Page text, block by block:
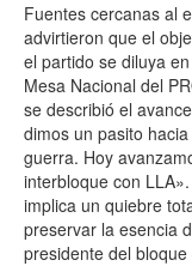
Fuentes cercanas al
advirtieron que el
el partido se diluya
Mesa Nacional del
se describió el
dimos un pasito
guerra. Hoy
interbloque con
implica un quiebre
preservar la esencia
presidente del